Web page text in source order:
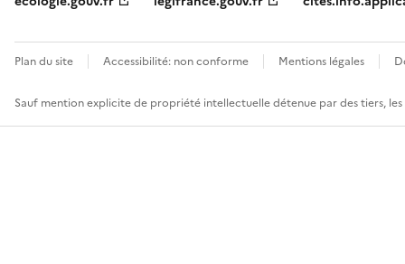
Plan du site Accessibilité: non conforme Mentions légales
Sauf mention explicite de propriété intellectuelle détenue par des tiers,